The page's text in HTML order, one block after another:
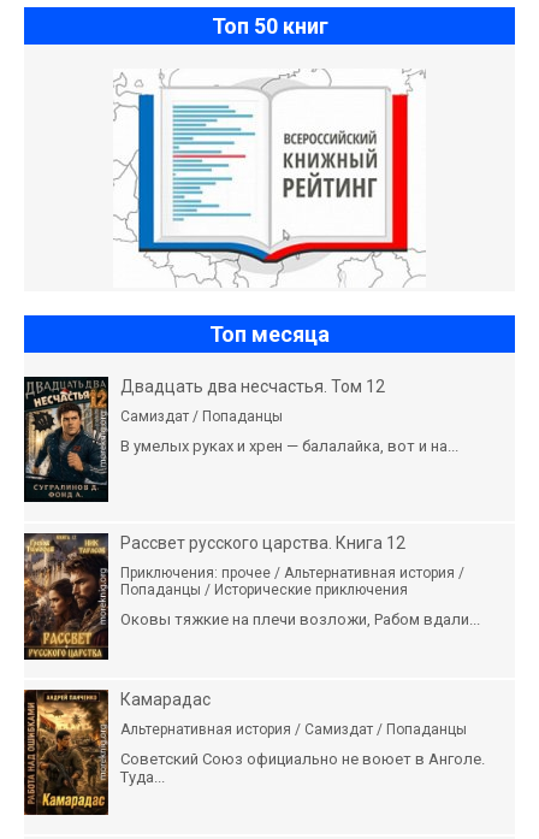
Топ 50 книг
Топ месяца
Двадцать два несчастья. Том 12
Самиздат / Попаданцы
В умелых руках и хрен — балалайка, вот и на...
Рассвет русского царства. Книга 12
Приключения: прочее / Альтернативная история /
Попаданцы / Исторические приключения
Оковы тяжкие на плечи возложи, Рабом вдали...
Камарадас
Альтернативная история / Самиздат / Попаданцы
Советский Союз официально не воюет в Анголе.
Туда...